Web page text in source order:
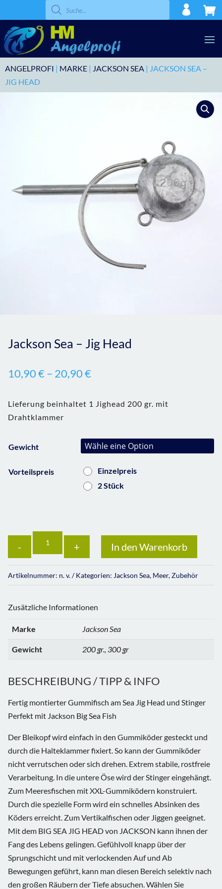
Products
search
ANGELPROFI | MARKE | JACKSON SEA | JACKSON SEA –
JIG HEAD
Jackson Sea – Jig Head
10,90€– 20,90€
Lieferung beinhaltet 1 Jighead 200 gr. mit
Drahtklammer
Gewicht
Vorteilspreis
Einzelpreis
2 Stück
Anzahl
In den Warenkorb
Artikelnummer: n. v. Kategorien: Jackson Sea, Meer,Zubehör
Zusätzliche Informationen
Marke Jackson Sea
Gewicht 200 gr., 300 gr
BESCHREIBUNG / TIPP & INFO
Fertig montierter Gummifisch am Sea Jig Head und Stinger
Perfekt mit Jackson Big Sea Fish
Der Bleikopf wird einfach in den Gummiköder gesteckt und
durch die Halteklammer fixiert. So kann der Gummiköder
nicht verrutschen oder sich drehen. Extrem stabile, rostfreie
Verarbeitung. In die untere Öse wird der Stinger eingehängt.
Zum Meeresfischen mit XXL-Gummiködern konstruiert.
Durch die spezielle Form wird ein schnelles Absinken des
Köders erreicht. Zum Vertikalfischen oder Jiggen geeignet.
Mit dem BIG SEA JIG HEAD von JACKSON kann ihnen der
Fang des Lebens gelingen. Gefühlvoll knapp über der
Sprungschicht und mit verlockenden Auf und Ab
Bewegungen geführt, kann man diesen Bereich selektiv nach
den großen Räubern der Tiefe absuchen. Wählen Sie